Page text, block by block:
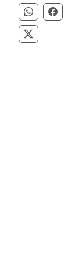
Compartir